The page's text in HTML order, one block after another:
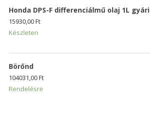
Honda DPS-F differenciálmű olaj 1L gyári
15930,00Ft
Készleten
Börőnd
104031,00Ft
Rendelésre